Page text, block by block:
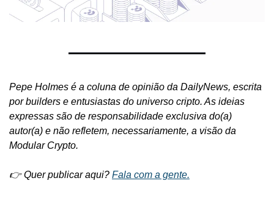
Pepe Holmes é a coluna de opinião da DailyNews, escrita
por builders e entusiastas do universo cripto. As ideias
expressas são de responsabilidade exclusiva do(a)
autor(a) e não refletem, necessariamente, a visão da
Modular Crypto.
👉 Quer publicar aqui? Fala com a gente.